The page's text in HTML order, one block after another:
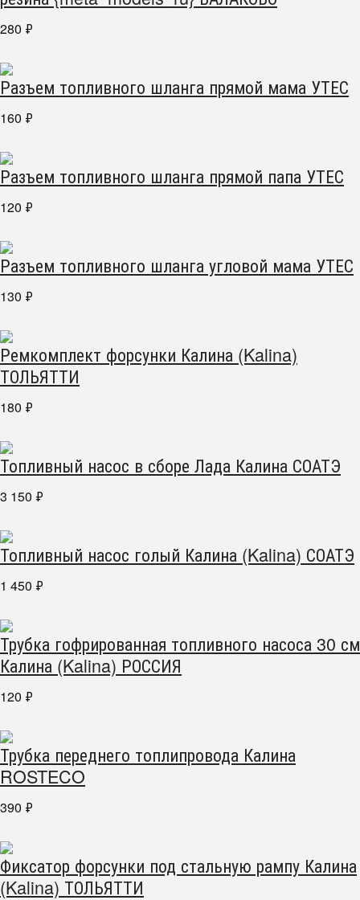
280 ₽
Разъем топливного шланга прямой мама УТЕС
160 ₽
Разъем топливного шланга прямой папа УТЕС
120 ₽
Разъем топливного шланга угловой мама УТЕС
130 ₽
Ремкомплект форсунки Калина (Kalina)
ТОЛЬЯТТИ
180 ₽
Топливный насос в сборе Лада Калина СОАТЭ
3 150 ₽
Топливный насос голый Калина (Kalina) СОАТЭ
1 450 ₽
Трубка гофрированная топливного насоса 30 см
Калина (Kalina) РОССИЯ
120 ₽
Трубка переднего топлипровода Калина
ROSTECO
390 ₽
Фиксатор форсунки под стальную рампу Калина
(Kalina) ТОЛЬЯТТИ